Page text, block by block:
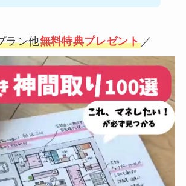
ラン他無料特典プレゼント ／